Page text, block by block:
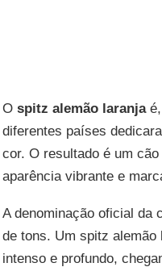
O spitz alemão laranjaé,
diferentes países
cor. O resultado é um
aparência vibrante e
A denominação oficial da
de tons. Um spitz alemão
intenso e profundo,